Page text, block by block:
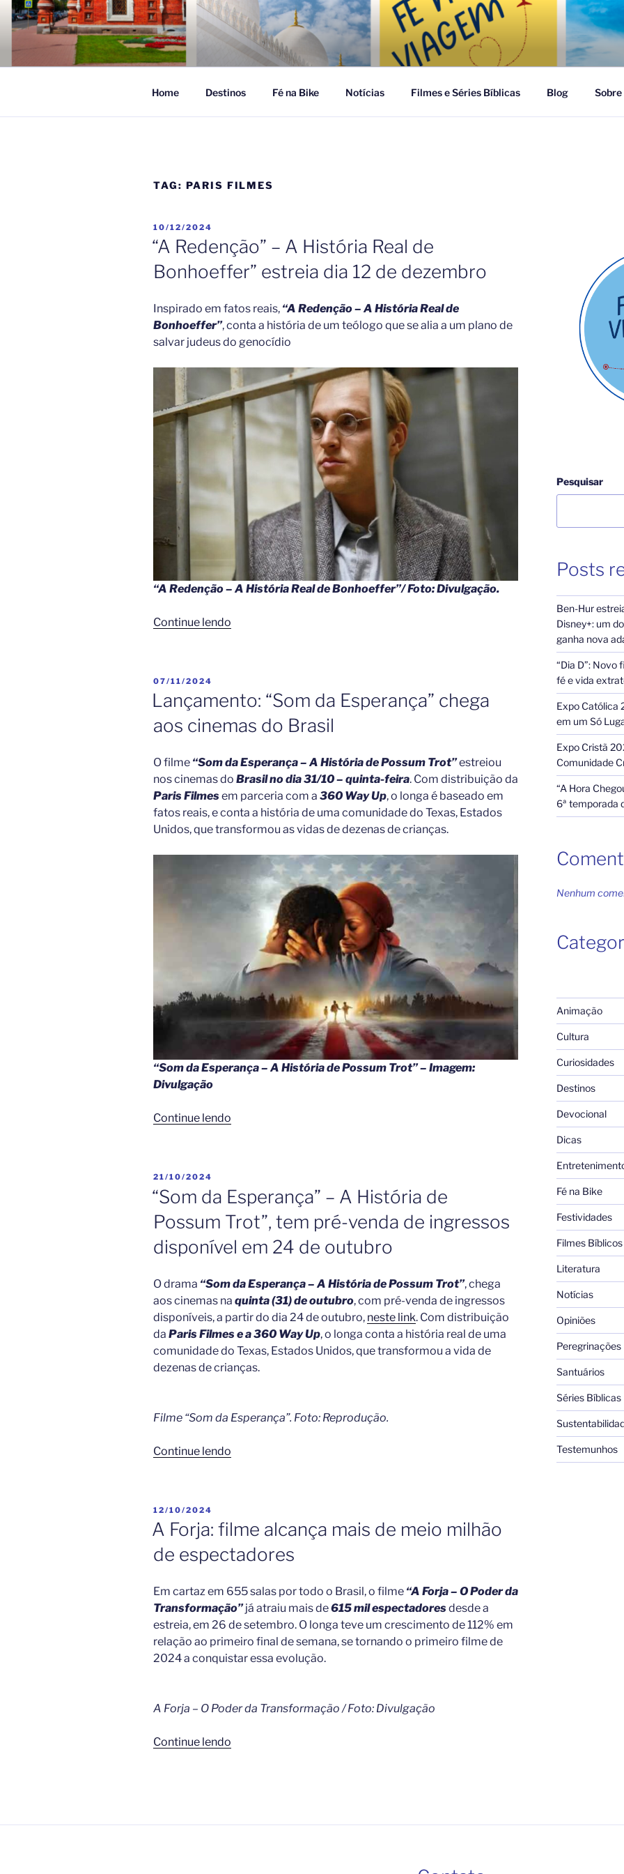
Pular
para
FÉ NA VIAGEM
Turismo Religioso
Home Destinos Fé na Bike Notícias Filmes e Séries Bíblicas Blog Sobre
TAG: PARIS FILMES
PUBLICADO
EM
10/12/2024
“A Redenção” – A História Real de
Bonhoeffer” estreia dia 12 de dezembro
Inspirado em fatos reais, “A Redenção – A História Real de
Bonhoeffer”, conta a história de um teólogo que se alia a um plano de
salvar judeus do genocídio
“A Redenção – A História Real de Bonhoeffer”/ Foto: Divulgação.
Continue lendo
Real
de
estreia
dia
de
dezembro “
PUBLICADO
EM
07/11/2024
Lançamento: “Som da Esperança” chega
aos cinemas do Brasil
O filme “Som da Esperança – A História de Possum Trot”estreiou
nos cinemas do Brasil no dia 31/10 – quinta-feira. Com distribuição da
Paris Filmes em parceria com a 360 Way Up, o longa é baseado em
fatos reais, e conta a história de uma comunidade do Texas, Estados
Unidos, que transformou as vidas de dezenas de crianças.
“Som da Esperança – A História de Possum Trot”– Imagem:
Divulgação
Continue lendo
aos
cinemas
Brasil”
PUBLICADO
EM
21/10/2024
“Som da Esperança” – A História de
Possum Trot”, tem pré-venda de ingressos
disponível em 24 de outubro
O drama “Som da Esperança – A História de Possum Trot”, chega
aos cinemas na quinta (31) de outubro, com pré-venda de ingressos
disponíveis, a partir do dia 24 de outubro, neste link. Com distribuição
da Paris Filmes e a 360 Way Up, o longa conta a história real de uma
comunidade do Texas, Estados Unidos, que transformou a vida de
dezenas de crianças.
Filme “Som da Esperança”. Foto: Reprodução.
Continue lendo
História
de
Trot”,
tem
pré-
venda
de
em
outubro “
PUBLICADO
EM
12/10/2024
A Forja: filme alcança mais de meio milhão
de espectadores
Em cartaz em 655 salas por todo o Brasil, o filme “A Forja – O Poder da
Transformação”já atraiu mais de615 mil espectadores desde a
estreia, em 26 de setembro. O longa teve um crescimento de 112% em
relação ao primeiro final de semana, se tornando o primeiro filme de
2024 a conquistar essa evolução.
A Forja – O Poder da Transformação / Foto: Divulgação
Continue lendo
de
Pesquisar
Posts
Ben-Hur
Disney+: um
ganha nova
“Dia D”: Novo
fé e vida
Expo Católica
em um Só
Expo Cristã
Comunidade
“A Hora
6ª temporada
Nenhum
Animação
Cultura
Curiosidades
Destinos
Devocional
Dicas
Fé na Bike
Festividades
Filmes Bíblicos
Literatura
Notícias
Opiniões
Peregrinações
Santuários
Séries Bíblicas
Testemunhos